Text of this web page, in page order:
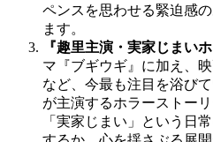
ペンスを思わせる緊迫感
ます。
『趣里主演・実家じまいホ
マ『ブギウギ』に加え、
など、今最も注目を浴びて
が主演するホラーストー
「実家じまい」という日